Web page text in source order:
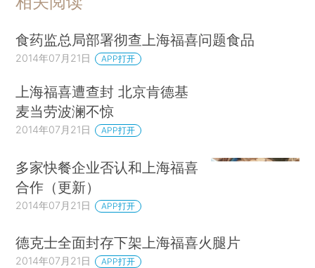
食药监总局部署彻查上海福喜问题食品
2014年07月21日 APP打开
上海福喜遭查封 北京肯德基
麦当劳波澜不惊
2014年07月21日 APP打开
多家快餐企业否认和上海福喜
合作（更新）
2014年07月21日 APP打开
德克士全面封存下架上海福喜火腿片
2014年07月21日 APP打开